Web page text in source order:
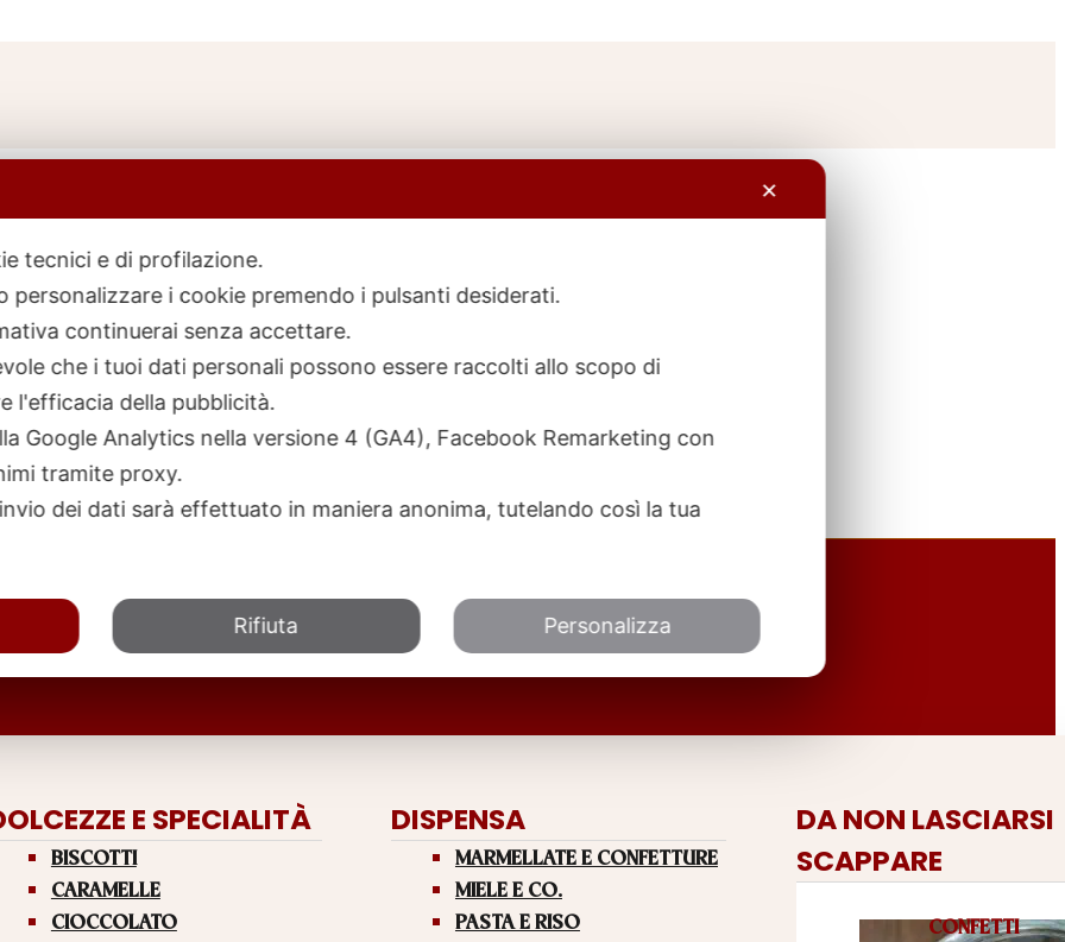
E SPECIALITÀ
BISCOTTI
CARAMELLE
CIOCCOLATO
DISPENSA
MARMELLATE E CONFETTURE
MIELE E CO.
PASTA E RISO
DA NON LASCIARSI
SCAPPARE
CONFETTI
✕
tecnici e di profilazione.
personalizzare i cookie premendo i pulsanti desiderati.
continuerai senza accettare.
che i tuoi dati personali possono essere raccolti allo scopo di
l'efficacia della pubblicità.
Google Analytics nella versione 4 (GA4), Facebook Remarketing con
tramite proxy.
dei dati sarà effettuato in maniera anonima, tutelando così la tua
Rifiuta Personalizza